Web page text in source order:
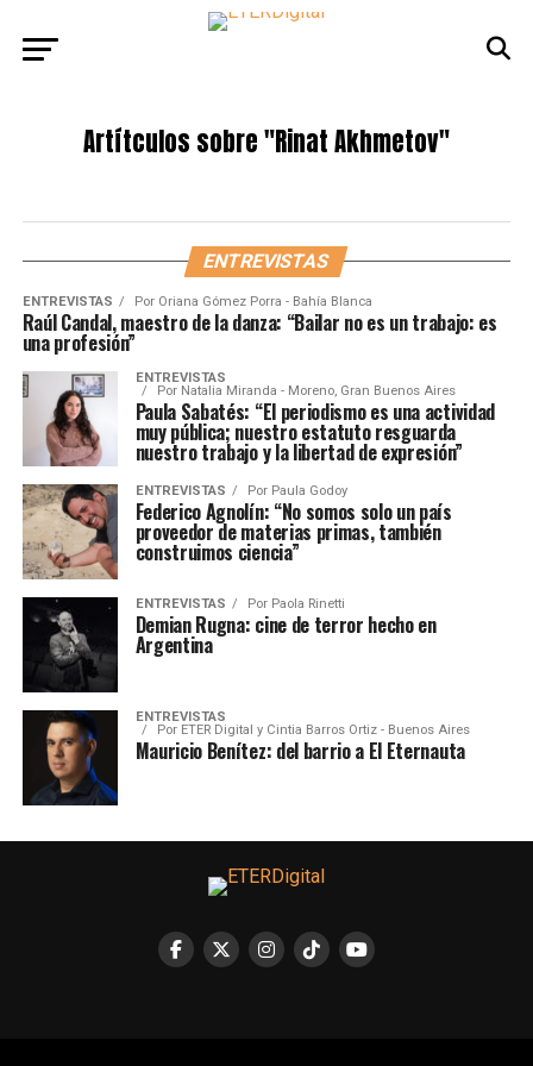
Artítculos sobre"Rinat Akhmetov"
ENTREVISTAS
ENTREVISTAS Por Oriana Gómez Porra - Bahía Blanca
Raúl Candal, maestro de la danza: “Bailar no es un trabajo: es
una profesión”
ENTREVISTAS
Por Natalia Miranda - Moreno, Gran Buenos Aires
Paula Sabatés: “El periodismo es una actividad
muy pública; nuestro estatuto resguarda
nuestro trabajo y la libertad de expresión”
ENTREVISTAS Por Paula Godoy
Federico Agnolín: “No somos solo un país
proveedor de materias primas, también
construimos ciencia”
ENTREVISTAS Por Paola Rinetti
Demian Rugna: cine de terror hecho en
Argentina
ENTREVISTAS
Por ETER Digital y Cintia Barros Ortiz - Buenos Aires
Mauricio Benítez: del barrio a El Eternauta